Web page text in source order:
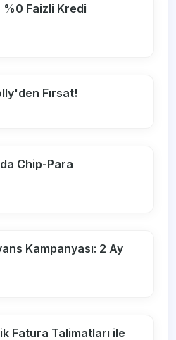
Faizli Kredi
Fırsat!
Chip-Para
Kampanyası: 2 Ay
Fatura Talimatları ile